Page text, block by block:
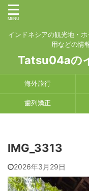
インドネシアの観光地・
用などの情
Tatsu04aの
海外旅行
歯列矯正
IMG_3313
2026年3月29日